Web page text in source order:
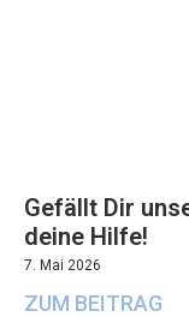
Gefällt Dir
deine Hilfe!
7. Mai 2026
ZUM BEITRAG